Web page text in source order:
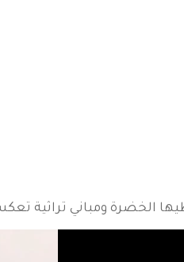
الخضرة ومباني تراثية